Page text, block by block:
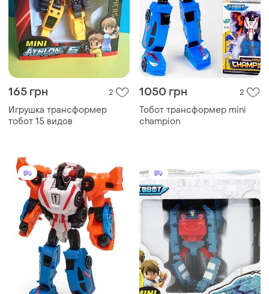
165 грн 2
Игрушка трансформер
тобот 15 видов
1050 грн 2
Тобот трансформер mini
champion